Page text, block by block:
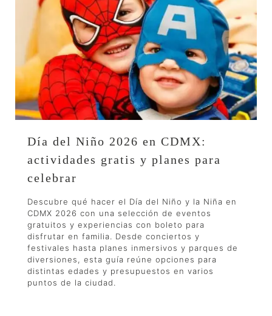
Día del Niño 2026 en CDMX:
actividades gratis y planes para
celebrar
Descubre qué hacer el Día del Niño y la Niña en
CDMX 2026 con una selección de eventos
gratuitos y experiencias con boleto para
disfrutar en familia. Desde conciertos y
festivales hasta planes inmersivos y parques de
diversiones, esta guía reúne opciones para
distintas edades y presupuestos en varios
puntos de la ciudad.